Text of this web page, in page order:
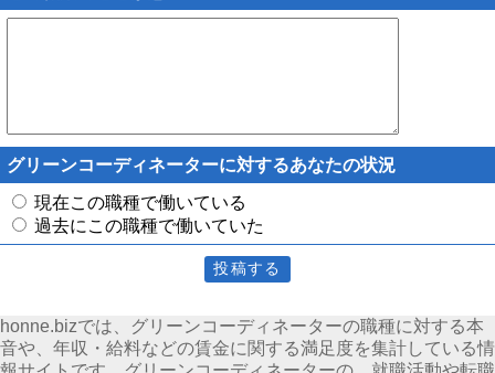
グリーンコーディネーターに対するあなたの状況
現在この職種で働いている
過去にこの職種で働いていた
honne.bizでは、グリーンコーディネーターの職種に対する本
音や、年収・給料などの賃金に関する満足度を集計している情